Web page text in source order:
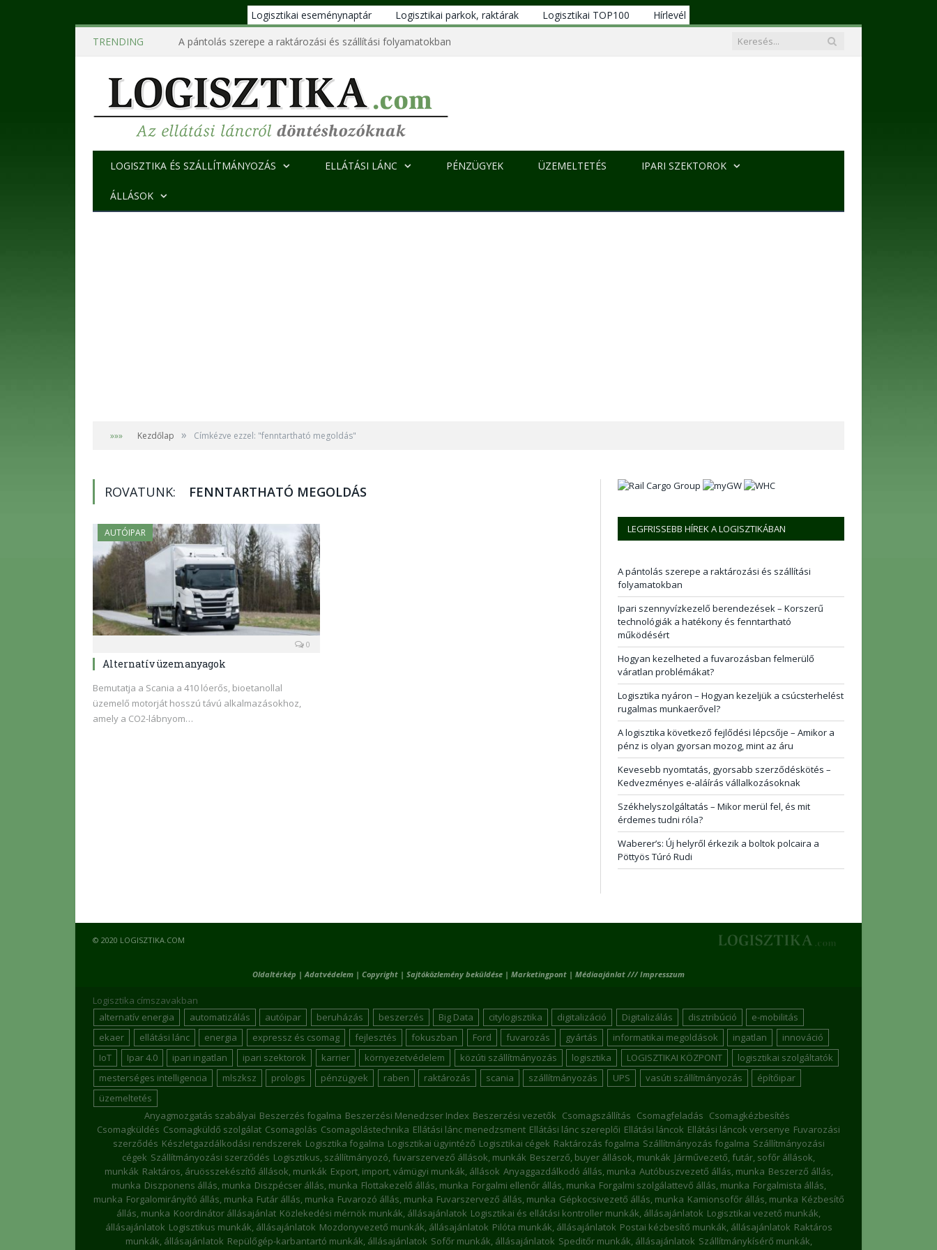
Logisztikai eseménynaptár Logisztikai parkok, raktárak Logisztikai TOP100
Hírlevél
TRENDING
A pántolás szerepe a raktározási és szállítási folyamatokban
LOGISZTIKA ÉS SZÁLLÍTMÁNYOZÁS ELLÁTÁSI LÁNC PÉNZÜGYEK ÜZEMELTETÉS IPARI SZEKTOROK
ÁLLÁSOK
»»» Kezdőlap » Címkézve ezzel: "fenntartható megoldás"
ROVATUNK: FENNTARTHATÓ MEGOLDÁS
AUTÓIPAR
0
Alternatív üzemanyagok
Bemutatja a Scania a 410 lóerős, bioetanollal
üzemelő motorját hosszú távú alkalmazásokhoz,
amely a CO2-lábnyom…
LEGFRISSEBB HÍREK A LOGISZTIKÁBAN
A pántolás szerepe a raktározási és szállítási
folyamatokban
Ipari szennyvízkezelő berendezések – Korszerű
technológiák a hatékony és fenntartható
működésért
Hogyan kezelheted a fuvarozásban felmerülő
váratlan problémákat?
Logisztika nyáron – Hogyan kezeljük a csúcsterhelést
rugalmas munkaerővel?
A logisztika következő fejlődési lépcsője – Amikor a
pénz is olyan gyorsan mozog, mint az áru
Kevesebb nyomtatás, gyorsabb szerződéskötés –
Kedvezményes e-aláírás vállalkozásoknak
Székhelyszolgáltatás – Mikor merül fel, és mit
érdemes tudni róla?
Waberer’s: Új helyről érkezik a boltok polcaira a
Pöttyös Túró Rudi
© 2020 LOGISZTIKA.COM
Oldaltérkép |Adatvédelem | Copyright | Sajtóközlemény beküldése | Marketingpont | Médiaajánlat /// Impresszum
Logisztika címszavakban
alternatív energia
automatizálás autóipar beruházás beszerzés Big Data citylogisztika digitalizáció Digitalizálás disztribúció
e-mobilitás
ekaer
ellátási lánc energia expressz és csomag fejlesztés fokuszban Ford fuvarozás gyártás informatikai megoldások ingatlan
innováció
IoT
Ipar 4.0 ipari ingatlan ipari szektorok karrier környezetvédelem közúti szállítmányozás logisztika LOGISZTIKAI KÖZPONT
logisztikai szolgáltatók
mesterséges intelligencia
mlszksz prologis pénzügyek raben raktározás scania szállítmányozás UPS vasúti szállítmányozás
építőipar
üzemeltetés
Anyagmozgatás szabályai Beszerzés fogalma Beszerzési Menedzser Index Beszerzési vezetők Csomagszállítás Csomagfeladás Csomagkézbesítés
Csomagküldés Csomagküldő szolgálat Csomagolás Csomagolástechnika Ellátási lánc menedzsment Ellátási lánc szereplői Ellátási láncok Ellátási láncok versenye Fuvarozási
szerződés Készletgazdálkodási rendszerek Logisztika fogalma Logisztikai ügyintéző Logisztikai cégek Raktározás fogalma Szállítmányozás fogalma Szállítmányozási
cégek Szállítmányozási szerződés Logisztikus, szállítmányozó, fuvarszervező állások, munkák Beszerző, buyer állások, munkák Járművezető, futár, sofőr állások,
munkák Raktáros, áruösszekészítő állások, munkák Export, import, vámügyi munkák, állások Anyaggazdálkodó állás, munka Autóbuszvezető állás, munka Beszerző állás,
munka Diszponens állás, munka Diszpécser állás, munka Flottakezelő állás, munka Forgalmi ellenőr állás, munka Forgalmi szolgálattevő állás, munka Forgalmista állás,
munka Forgalomirányító állás, munka Futár állás, munka Fuvarozó állás, munka Fuvarszervező állás, munka Gépkocsivezető állás, munka Kamionsofőr állás, munka Kézbesítő
állás, munka Koordinátor állásajánlat Közlekedési mérnök munkák, állásajánlatok Logisztikai és ellátási kontroller munkák, állásajánlatok Logisztikai vezető munkák,
állásajánlatok Logisztikus munkák, állásajánlatok Mozdonyvezető munkák, állásajánlatok Pilóta munkák, állásajánlatok Postai kézbesítő munkák, állásajánlatok Raktáros
munkák, állásajánlatok Repülőgép-karbantartó munkák, állásajánlatok Sofőr munkák, állásajánlatok Speditőr munkák, állásajánlatok Szállítmánykísérő munkák,